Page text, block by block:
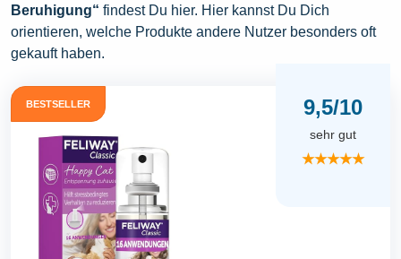
Beruhigung“ findest Du hier. Hier kannst Du Dich
orientieren, welche Produkte andere Nutzer besonders oft
gekauft haben.
BESTSELLER 9,5/10
sehr gut
★★★★★